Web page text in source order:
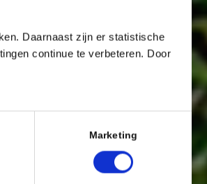
Daarnaast zijn er statistische
continue te verbeteren. Door
Marketing